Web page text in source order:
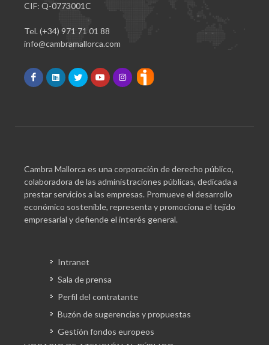
CIF: Q-0773001C
Tel. (+34) 971 71 01 88
info@cambramallorca.com
Cambra Mallorca es una corporación de derecho público,
colaboradora de las administraciones públicas, dedicada a
prestar servicios a las empresas. Promueve el desarrollo
económico sostenible, representa y promociona el tejido
empresarial y defiende el interés general.
Intranet
Sala de prensa
Perfil del contratante
Buzón de sugerencias y propuestas
Gestión fondos europeos